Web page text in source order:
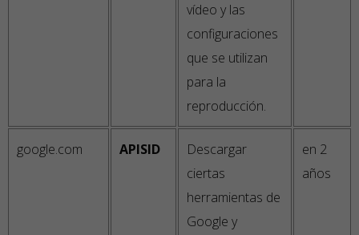
vídeo y las
configuraciones
que se utilizan
para la
reproducción.
google.com APISID
Descargar
ciertas
herramientas de
Google y
en 2
años